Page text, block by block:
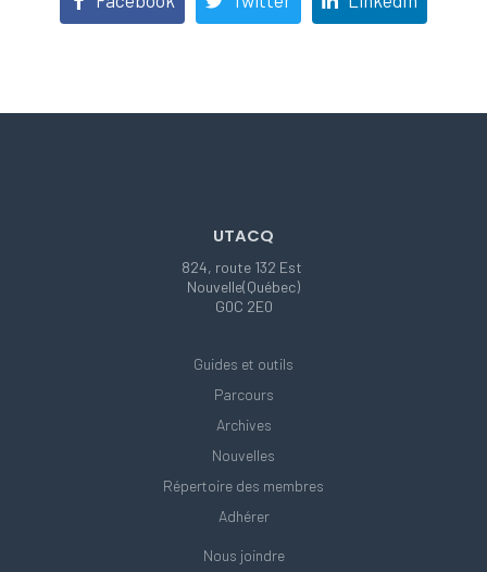
UTACQ
824, route 132 Est
Nouvelle(Québec)
G0C 2E0
Guides et outils
Parcours
Archives
Nouvelles
Répertoire des membres
Adhérer
Nous joindre